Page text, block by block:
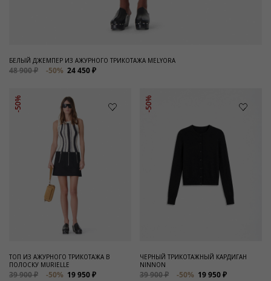
БЕЛЫЙ ДЖЕМПЕР ИЗ АЖУРНОГО ТРИКОТАЖА MELYORA
48 900 ₽ -50% 24 450 ₽
-50%
ТОП ИЗ АЖУРНОГО ТРИКОТАЖА В
ПОЛОСКУ MURIELLE
39 900 ₽ -50% 19 950 ₽
-50%
ЧЕРНЫЙ ТРИКОТАЖНЫЙ КАРДИГАН
NINNON
39 900 ₽ -50% 19 950 ₽